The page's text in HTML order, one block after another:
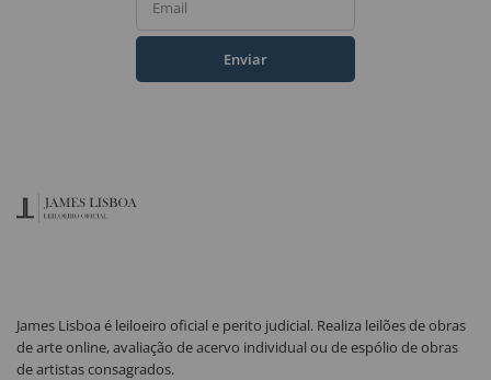
Email
Enviar
James Lisboa é leiloeiro oficial e perito judicial. Realiza leilões de obras
de arte online, avaliação de acervo individual ou de espólio de obras
de artistas consagrados.